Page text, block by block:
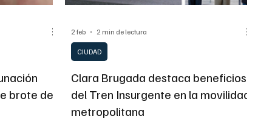
brote de
Clara Brugada destaca beneficios
del Tren Insurgente en la movilidad
metropolitana
CIUDAD
2 feb 2 min de lectura